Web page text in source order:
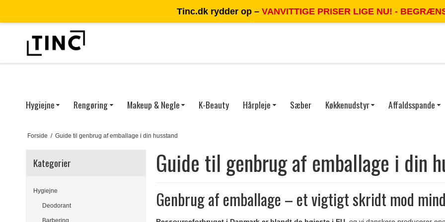
DKK
Tinc.dk rydder op – VANVITTIGE PRISER LIGE NU! -
Hygiejne Rengøring Makeup & Negle K-Beauty Hårpleje Sæber Køkkenudstyr Affaldsspande
Forside / Guide til genbrug af emballage i din husstand
Kategorier
Hygiejne
Deodorant
Guide til genbrug af emballage i din
Genbrug af emballage – et vigtigt skridt mod